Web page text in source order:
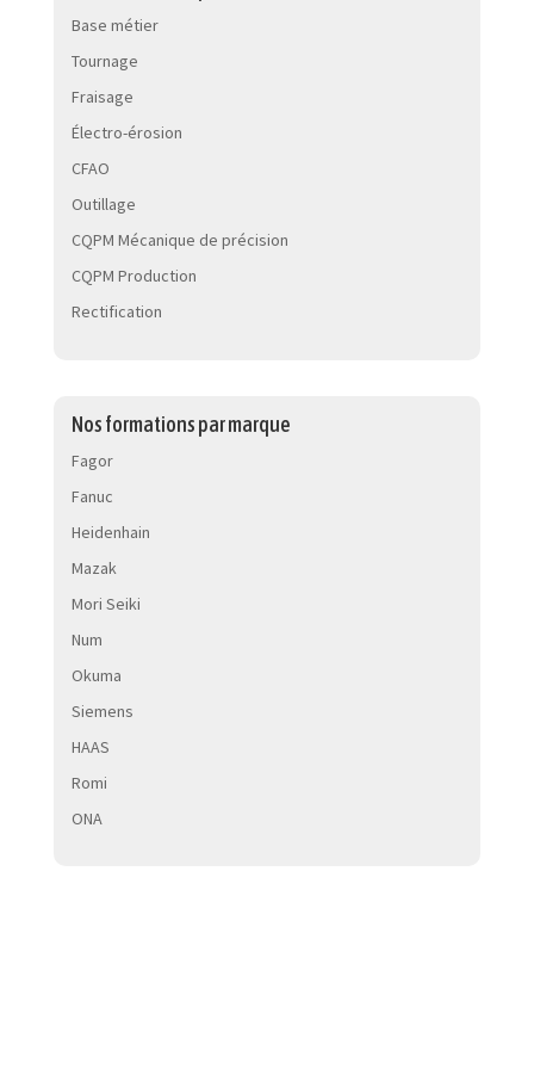
Base métier
Tournage
Fraisage
Électro-érosion
CFAO
Outillage
CQPM Mécanique de précision
CQPM Production
Rectification
Nos formations par marque
Fagor
Fanuc
Heidenhain
Mazak
Mori Seiki
Num
Okuma
Siemens
HAAS
Romi
ONA